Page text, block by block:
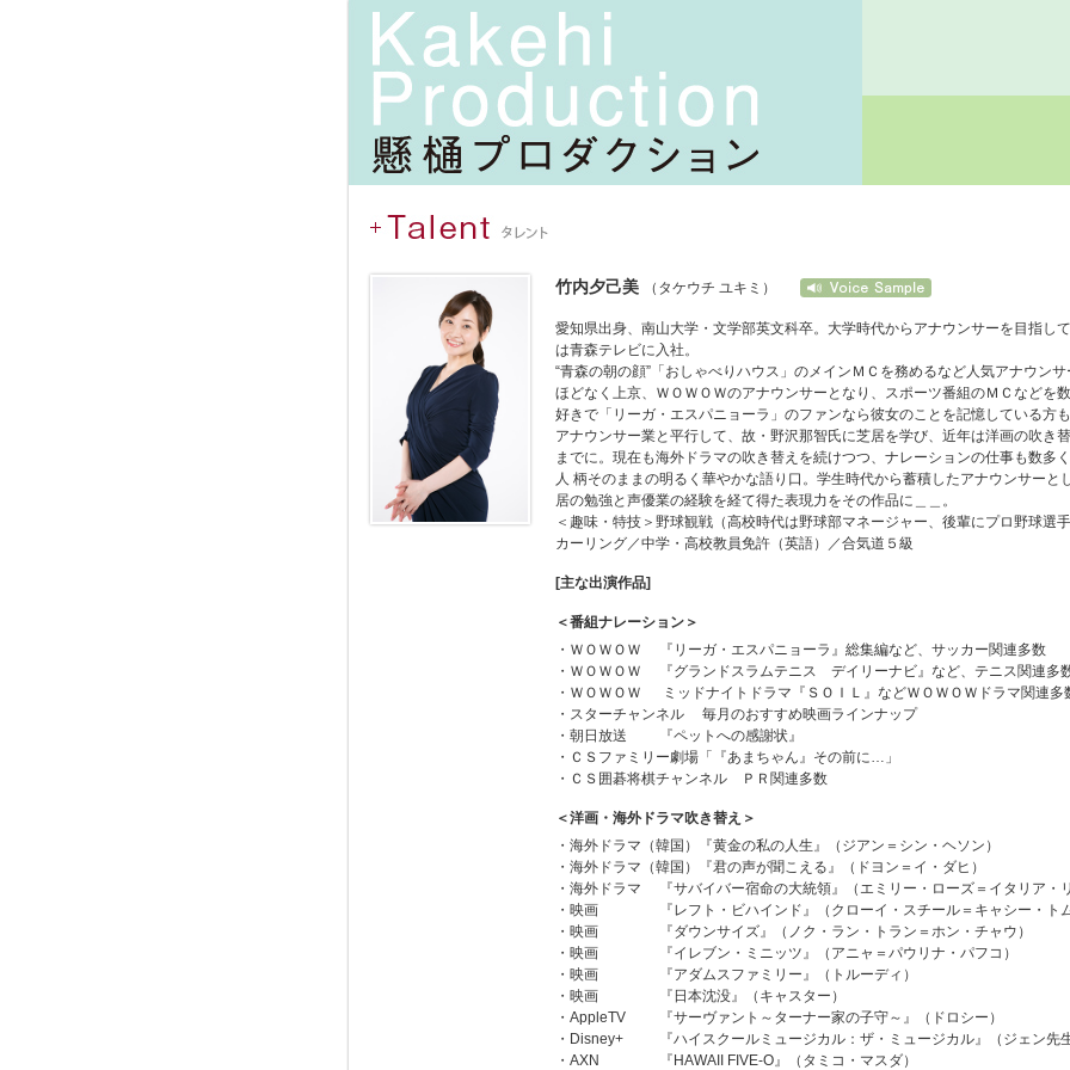
竹内夕己美 （タケウチ ユキミ）
愛知県出身、南山大学・文学部英文科卒。大学時代からアナウンサーを目指し
は青森テレビに入社。
“青森の朝の顔”「おしゃべりハウス」のメインＭＣを務めるなど人気アナウンサ
ほどなく上京、ＷＯＷＯＷのアナウンサーとなり、スポーツ番組のＭＣなどを
好きで「リーガ・エスパニョーラ」のファンなら彼女のことを記憶している方も
アナウンサー業と平行して、故・野沢那智氏に芝居を学び、近年は洋画の吹き
までに。現在も海外ドラマの吹き替えを続けつつ、ナレーションの仕事も数多く
人 柄そのままの明るく華やかな語り口。学生時代から蓄積したアナウンサーと
居の勉強と声優業の経験を経て得た表現力をその作品に＿＿。
＜趣味・特技＞野球観戦（高校時代は野球部マネージャー、後輩にプロ野球選
カーリング／中学・高校教員免許（英語）／合気道５級
[主な出演作品]
＜番組ナレーション＞
・ ＷＯＷＯＷ
『リーガ・エスパニョーラ』総集編など、サッカー関連多数
・ ＷＯＷＯＷ
『グランドスラムテニス デイリーナビ』など、テニス関連多
・ ＷＯＷＯＷ
ミッドナイトドラマ『ＳＯＩＬ』などＷＯＷＯＷドラマ関連多
・スターチャンネル 毎月のおすすめ映画ラインナップ
・ 朝日放送
『ペットへの感謝状』
・ＣＳファミリー劇場「『あまちゃん』その前に…」
・ＣＳ囲碁将棋チャンネル ＰＲ関連多数
＜洋画・海外ドラマ吹き替え＞
・海外ドラマ（韓国）『黄金の私の人生』（ジアン＝シン・ヘソン）
・海外ドラマ（韓国）『君の声が聞こえる』（ドヨン＝イ・ダヒ）
・ 海外ドラマ
『サバイバー宿命の大統領』（エミリー・ローズ＝イタリア・
・ 映画
『レフト・ビハインド』（クローイ・スチール＝キャシー・ト
・ 映画
『ダウンサイズ』（ノク・ラン・トラン＝ホン・チャウ）
・ 映画
『イレブン・ミニッツ』（アニャ＝パウリナ・パフコ）
・ 映画
『アダムスファミリー』（トルーディ）
・ 映画
『日本沈没』（キャスター）
・ AppleTV
『サーヴァント～ターナー家の子守～』（ドロシー）
・ Disney+
『ハイスクールミュージカル：ザ・ミュージカル』（ジェン先生
・ AXN 『HAWAII FIVE-O』（タミコ・マスダ）